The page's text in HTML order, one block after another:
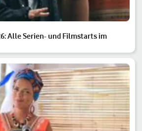
Alle Serien- und Filmstarts im